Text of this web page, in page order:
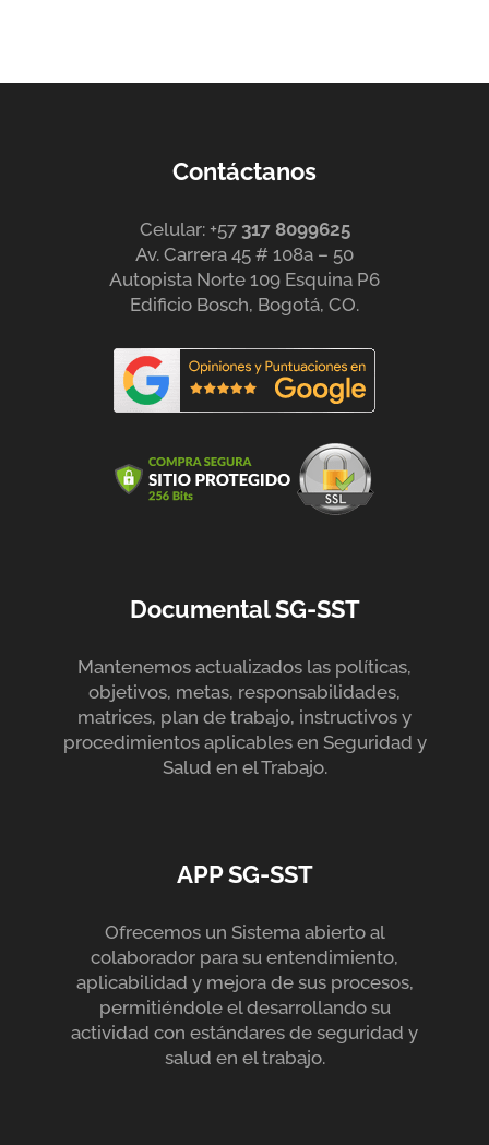
Contáctanos
Celular: +57 317 8099625
Av. Carrera 45 # 108a – 50
Autopista Norte 109 Esquina P6
Edificio Bosch, Bogotá, CO.
Documental SG-SST
Mantenemos actualizados las políticas,
objetivos, metas, responsabilidades,
matrices, plan de trabajo, instructivos y
procedimientos aplicables en Seguridad y
Salud en el Trabajo.
APP SG-SST
Ofrecemos un Sistema abierto al
colaborador para su entendimiento,
aplicabilidad y mejora de sus procesos,
permitiéndole el desarrollando su
actividad con estándares de seguridad y
salud en el trabajo.